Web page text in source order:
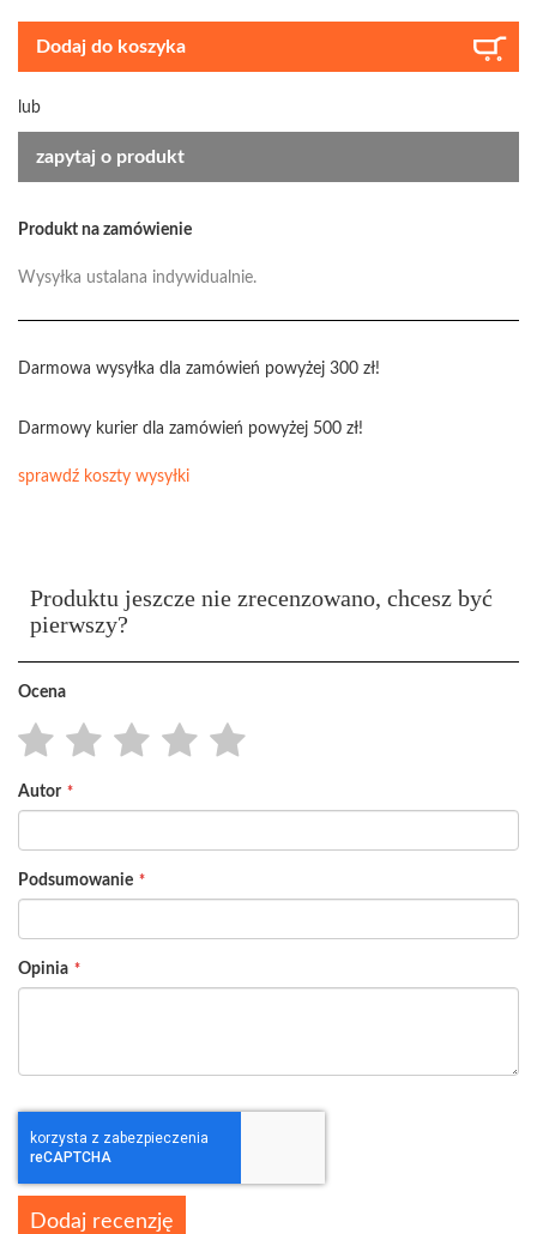
Dodaj do koszyka
lub
zapytaj o produkt
Produkt na zamówienie
Wysyłka ustalana indywidualnie.
Darmowa wysyłka dla zamówień powyżej 300 zł!
Darmowy kurier dla zamówień powyżej 500 zł!
sprawdź koszty wysyłki
Produktu jeszcze nie zrecenzowano, chcesz być
pierwszy?
Ocena
star
stars
stars
stars
stars
Autor
Podsumowanie
Opinia
Dodaj recenzję